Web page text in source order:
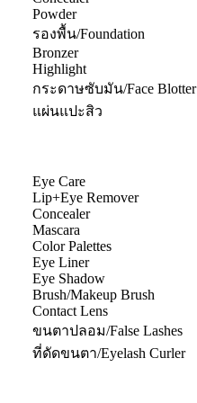
Powder
รองพื้น/Foundation
Bronzer
Highlight
กระดาษซับมัน/Face Blotter
แผ่นแปะสิว
Eye Care
Lip+Eye Remover
Concealer
Mascara
Color Palettes
Eye Liner
Eye Shadow
Brush/Makeup Brush
Contact Lens
ขนตาปลอม/False Lashes
ที่ดัดขนตา/Eyelash Curler